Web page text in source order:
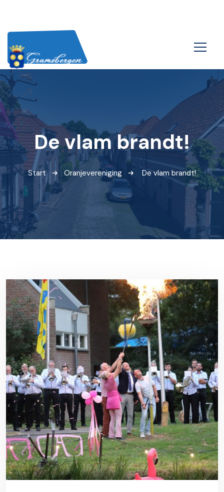
De vlam brandt!
Start Oranjevereniging De vlam brandt!